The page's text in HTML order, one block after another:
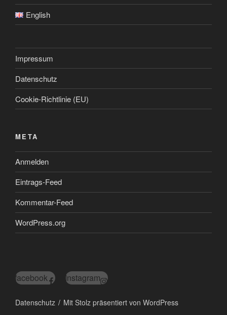
English
Impressum
Datenschutz
Cookie-Richtlinie (EU)
META
Anmelden
Eintrags-Feed
Kommentar-Feed
WordPress.org
facebook Instagram
Datenschutz Mit Stolz präsentiert von WordPress